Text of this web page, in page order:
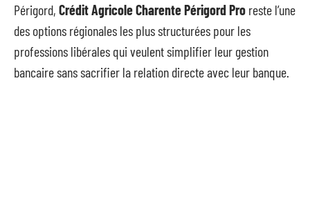
Périgord, Crédit Agricole Charente Périgord Pro reste l’une
des options régionales les plus structurées pour les
professions libérales qui veulent simplifier leur gestion
bancaire sans sacrifier la relation directe avec leur banque.